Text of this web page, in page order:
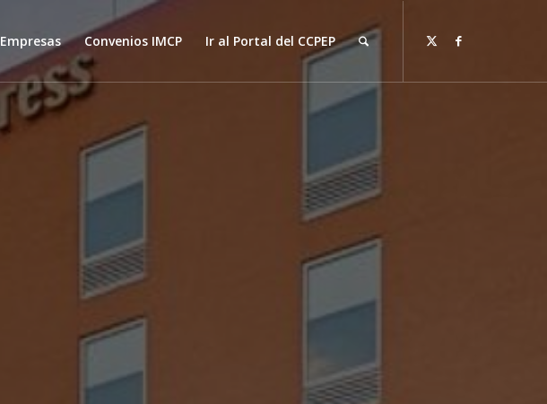
Empresas Convenios IMCP Ir al Portal del CCPEP